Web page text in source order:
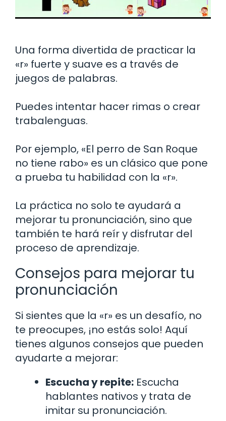
Una forma divertida de practicar la
«r» fuerte y suave es a través de
juegos de palabras.
Puedes intentar hacer rimas o crear
trabalenguas.
Por ejemplo, «El perro de San Roque
no tiene rabo» es un clásico que pone
a prueba tu habilidad con la «r».
La práctica no solo te ayudará a
mejorar tu pronunciación, sino que
también te hará reír y disfrutar del
proceso de aprendizaje.
Consejos para mejorar tu
pronunciación
Si sientes que la «r» es un desafío, no
te preocupes, ¡no estás solo! Aquí
tienes algunos consejos que pueden
ayudarte a mejorar:
Escucha y repite: Escucha
hablantes nativos y trata de
imitar su pronunciación.